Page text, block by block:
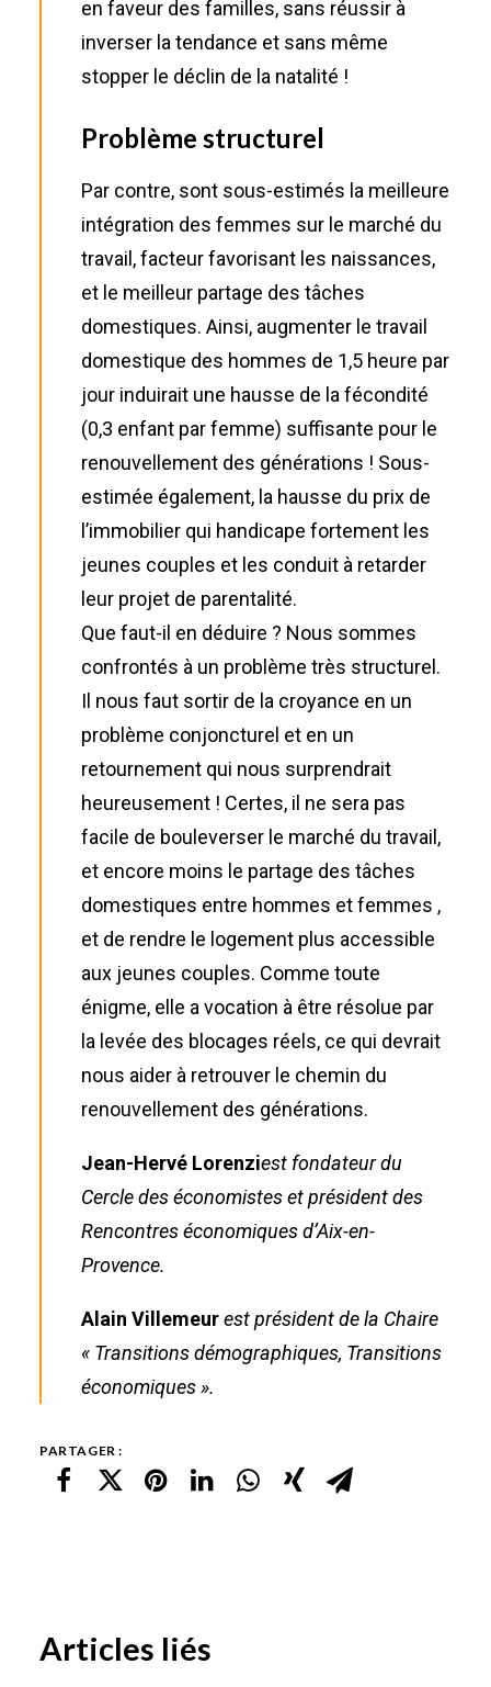
en faveur des familles, sans réussir à
inverser la tendance et sans même
stopper le déclin de la natalité !
Problème structurel
Par contre, sont sous-estimés la meilleure
intégration des femmes sur le marché du
travail, facteur favorisant les naissances,
et le meilleur partage des tâches
domestiques. Ainsi, augmenter le travail
domestique des hommes de 1,5 heure par
jour induirait une hausse de la fécondité
(0,3 enfant par femme) suffisante pour le
renouvellement des générations ! Sous-
estimée également, la hausse du prix de
l’immobilier qui handicape fortement les
jeunes couples et les conduit à retarder
leur projet de parentalité.
Que faut-il en déduire ? Nous sommes
confrontés à un problème très structurel.
Il nous faut sortir de la croyance en un
problème conjoncturel et en un
retournement qui nous surprendrait
heureusement ! Certes, il ne sera pas
facile de bouleverser le marché du travail,
et encore moins le partage des tâches
domestiques entre hommes et femmes ,
et de rendre le logement plus accessible
aux jeunes couples. Comme toute
énigme, elle a vocation à être résolue par
la levée des blocages réels, ce qui devrait
nous aider à retrouver le chemin du
renouvellement des générations.
Jean-Hervé Lorenziest fondateur du
Cercle des économistes et président des
Rencontres économiques d’Aix-en-
Provence.
Alain Villemeurest président de la Chaire
« Transitions démographiques, Transitions
économiques ».
PARTAGER :
Articles liés